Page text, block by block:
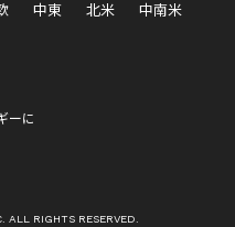
中東 北米
中南米
ーに
RIGHTS RESERVED.